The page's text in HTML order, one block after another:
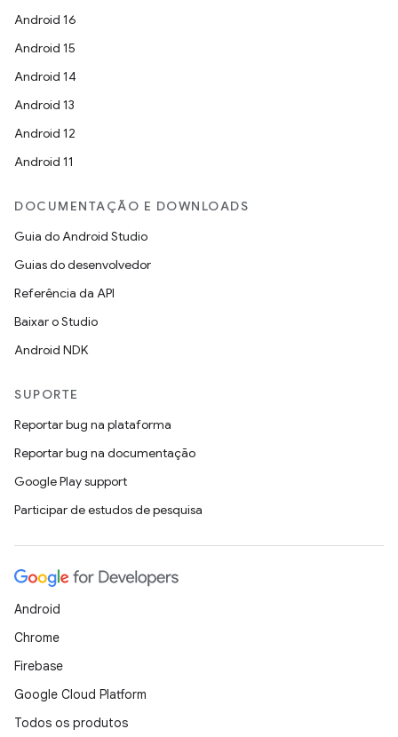
Android 16
Android 15
Android 14
Android 13
Android 12
Android 11
DOCUMENTAÇÃO E DOWNLOADS
Guia do Android Studio
Guias do desenvolvedor
Referência da API
Baixar o Studio
Android NDK
SUPORTE
Reportar bug na plataforma
Reportar bug na documentação
Google Play support
Participar de estudos de pesquisa
Android
Chrome
Firebase
Google Cloud Platform
Todos os produtos